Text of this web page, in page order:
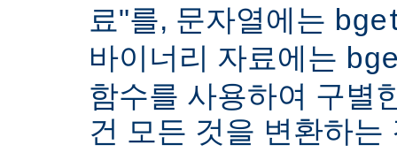
료"를, 문자열에는
바이너리 자료에는
함수를 사용하여 구별
건 모든 것을 변환하